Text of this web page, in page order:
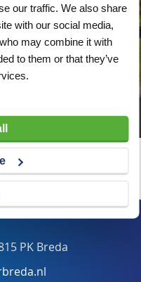
our traffic. We also share
with our social media,
may combine it with
to them or that they’ve
u graag
PK Breda